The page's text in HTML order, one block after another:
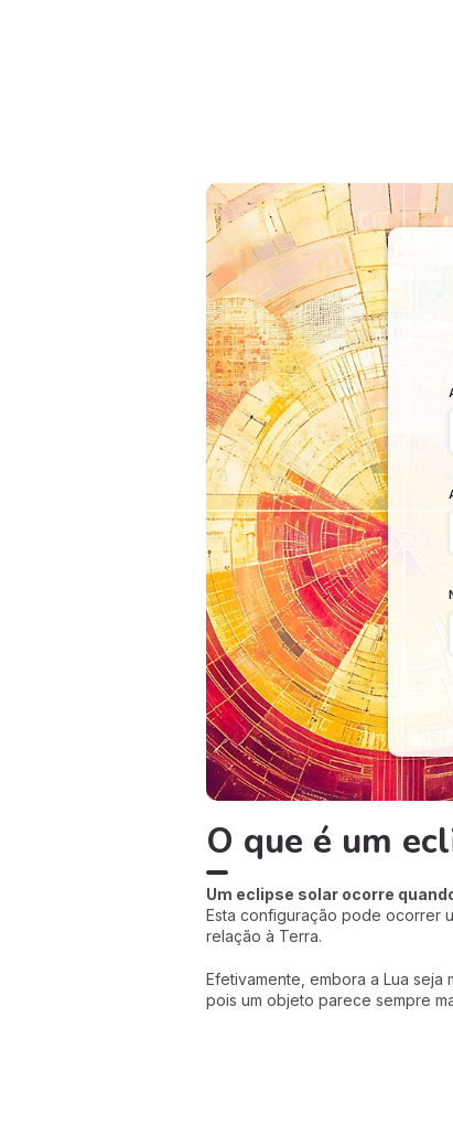
O que é um
Um eclipse solar ocorre
Esta configuração pode ocorrer
relação à Terra.
Efetivamente, embora a Lua
pois um objeto parece sempre